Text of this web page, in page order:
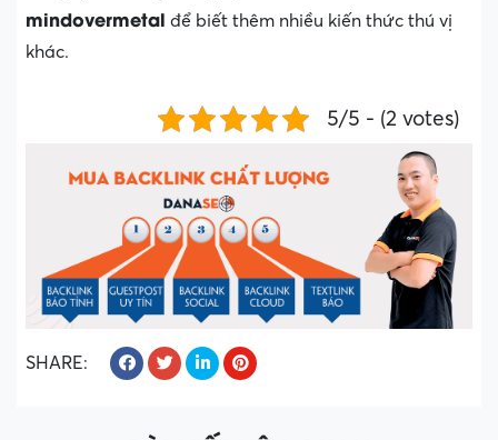
mindovermetal để biết thêm nhiều kiến thức thú vị
khác.
5/5 - (2 votes)
SHARE: